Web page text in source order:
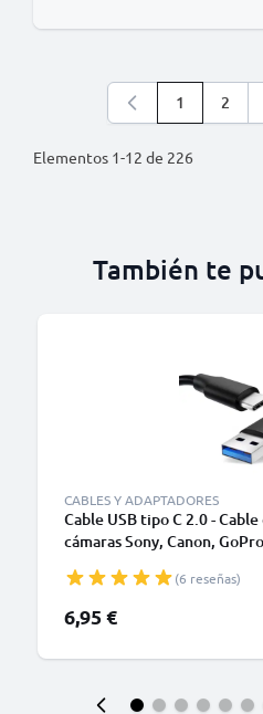
Elementos 1-12 de 226
Está
1 2
También te
CABLES Y ADAPTADORES
Cable USB tipo C 2.0 -
cámaras Sony, Canon,
cargador USB tipo C(6 reseñas)
6,95 €